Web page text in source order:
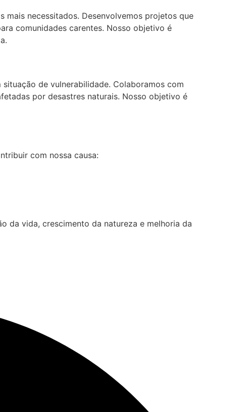
necessitados. Desenvolvemos projetos que
comunidades carentes. Nosso objetivo é
de vulnerabilidade. Colaboramos com
por desastres naturais. Nosso objetivo é
com nossa causa:
da vida, crescimento da natureza e melhoria da